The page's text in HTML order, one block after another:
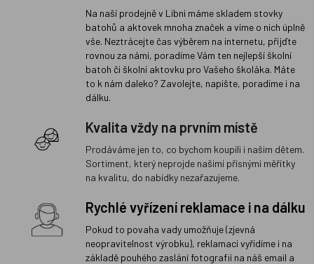
Na naší prodejně v Libni máme skladem stovky
batohů a aktovek mnoha značek a víme o nich úplně
vše. Neztrácejte čas výběrem na internetu, přijďte
rovnou za námi, poradíme Vám ten nejlepší školní
batoh či školní aktovku pro Vašeho školáka. Máte
to k nám daleko? Zavolejte, napište, poradíme i na
dálku.
Kvalita vždy na prvním místě
Prodáváme jen to, co bychom koupili i našim dětem.
Sortiment, který neprojde našimi přísnými měřítky
na kvalitu, do nabídky nezařazujeme.
Rychlé vyřízení reklamace i na dálku
Pokud to povaha vady umožňuje (zjevná
neopravitelnost výrobku), reklamaci vyřídíme i na
základě pouhého zaslání fotografií na náš email a